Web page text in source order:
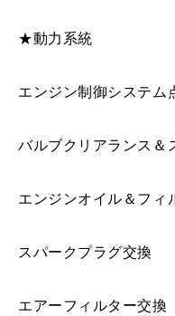
★動力系統
エンジン制御システム
バルブクリアランス＆
エンジンオイル＆フィ
スパークプラグ交換
エアーフィルター交換